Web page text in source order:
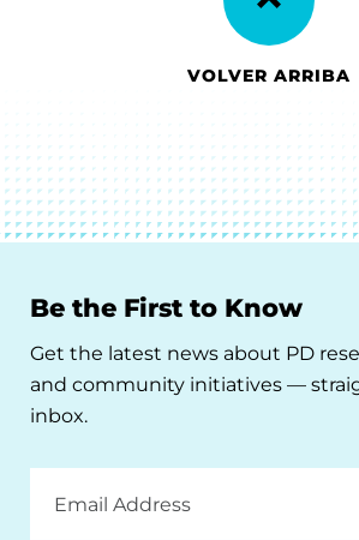
VOLVER ARRIBA
Be the First to Know
Get the latest news about PD
and community initiatives —
inbox.
Address